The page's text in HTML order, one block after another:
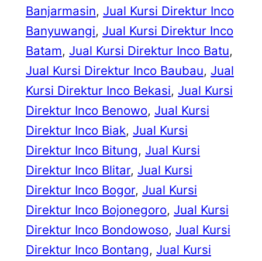
Banjarmasin, Jual Kursi Direktur Inco
Banyuwangi, Jual Kursi Direktur Inco
Batam, Jual Kursi Direktur Inco Batu
Jual Kursi Direktur Inco Baubau, Jual
Kursi Direktur Inco Bekasi, Jual Kursi
Direktur Inco Benowo, Jual Kursi
Direktur Inco Biak, Jual Kursi
Direktur Inco Bitung, Jual Kursi
Direktur Inco Blitar, Jual Kursi
Direktur Inco Bogor, Jual Kursi
Direktur Inco Bojonegoro, Jual Kursi
Direktur Inco Bondowoso, Jual Kursi
Direktur Inco Bontang, Jual Kursi